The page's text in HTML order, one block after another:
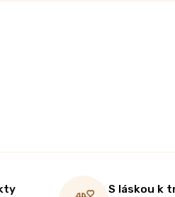
S láskou k